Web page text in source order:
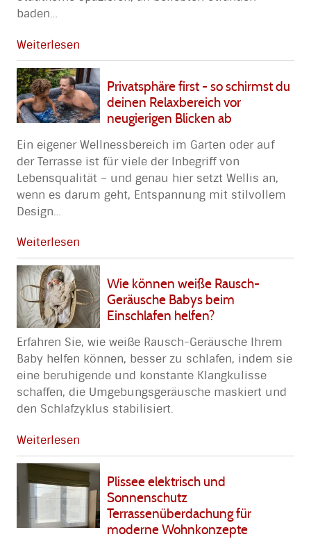
baden…
Weiterlesen
Privatsphäre first - so schirmst du
deinen Relaxbereich vor
neugierigen Blicken ab
Ein eigener Wellnessbereich im Garten oder auf
der Terrasse ist für viele der Inbegriff von
Lebensqualität – und genau hier setzt Wellis an,
wenn es darum geht, Entspannung mit stilvollem
Design…
Weiterlesen
Wie können weiße Rausch-
Geräusche Babys beim
Einschlafen helfen?
Erfahren Sie, wie weiße Rausch-Geräusche Ihrem
Baby helfen können, besser zu schlafen, indem sie
eine beruhigende und konstante Klangkulisse
schaffen, die Umgebungsgeräusche maskiert und
den Schlafzyklus stabilisiert.
Weiterlesen
Plissee elektrisch und
Sonnenschutz
Terrassenüberdachung für
moderne Wohnkonzepte